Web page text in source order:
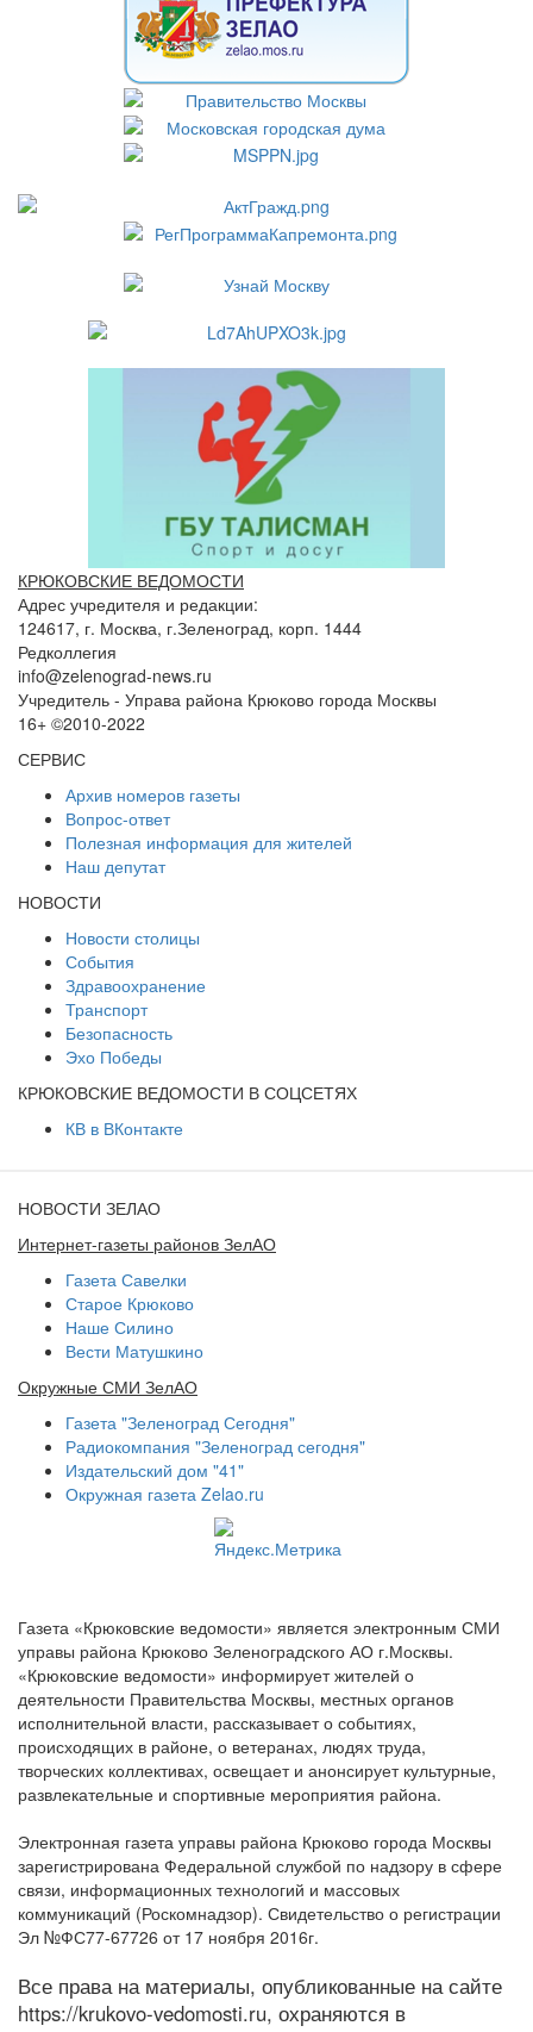
КРЮКОВСКИЕ ВЕДОМОСТИ
Адрес учредителя и редакции:
124617, г. Москва, г.Зеленоград, корп. 1444
Редколлегия
info@zelenograd-news.ru
Учредитель - Управа района Крюково города Москвы
16+ ©2010-2022
СЕРВИС
Архив номеров газеты
Вопрос-ответ
Полезная информация для жителей
Наш депутат
НОВОСТИ
Новости столицы
События
Здравоохранение
Транспорт
Безопасность
Эхо Победы
КРЮКОВСКИЕ ВЕДОМОСТИ В СОЦСЕТЯХ
КВ в ВКонтакте
НОВОСТИ ЗЕЛАО
Интернет-газеты районов ЗелАО
Газета Савелки
Старое Крюково
Наше Силино
Вести Матушкино
Окружные СМИ ЗелАО
Газета "Зеленоград Сегодня"
Радиокомпания "Зеленоград сегодня"
Издательский дом "41"
Окружная газета Zelao.ru
Газета «Крюковские ведомости» является электронным СМИ
управы района Крюково Зеленоградского АО г.Москвы.
«Крюковские ведомости» информирует жителей о
деятельности Правительства Москвы, местных органов
исполнительной власти, рассказывает о событиях,
происходящих в районе, о ветеранах, людях труда,
творческих коллективах, освещает и анонсирует культурные,
развлекательные и спортивные мероприятия района.
Электронная газета управы района Крюково города Москвы
зарегистрирована Федеральной службой по надзору в сфере
связи, информационных технологий и массовых
коммуникаций (Роскомнадзор). Свидетельство о регистрации
Эл №ФС77-67726 от 17 ноября 2016г.
Все права на материалы, опубликованные на сайте
https://krukovo-vedomosti.ru, охраняются в